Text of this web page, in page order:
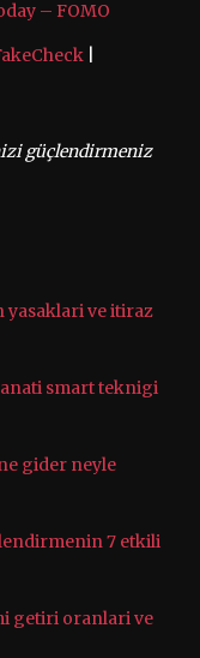
– FOMO
güçlendirmeniz
yasaklari ve itiraz
smart teknigi
gider neyle
7 etkili
getiri oranlari ve